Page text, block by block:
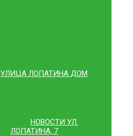
УЛИЦА ЛОПАТИНА ДОМ
НОВОСТИ УЛ.
ЛОПАТИНА, 7